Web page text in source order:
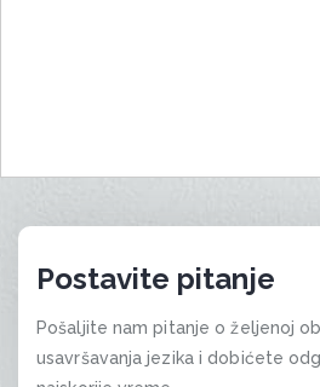
Postavite pitanje
Pošaljite nam pitanje o željenoj
usavršavanja jezika i dobićete